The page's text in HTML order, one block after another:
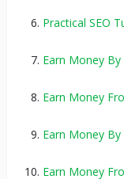
Practical SEO
Earn Money By
Earn Money
Earn Money
Earn Money